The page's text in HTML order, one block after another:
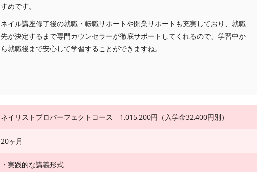
すめです。
ネイル講座修了後の就職・転職サポートや開業サポートも充実しており、就職
先が決定するまで専門カウンセラーが徹底サポートしてくれるので、学習中か
ら就職後まで安心して学習することができますね。
ネイリストプロパーフェクトコース 1,015,200円（入学金32,400円別）
20ヶ月
・実践的な講義形式